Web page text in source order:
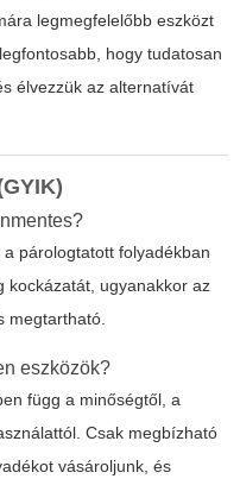
legmegfelelőbb eszközt
hogy tudatosan
élvezzük az alternatívát
párologtatott folyadékban
kockázatát, ugyanakkor az
megtartható.
eszközök?
függ a minőségtől, a
Csak megbízható
vásároljunk, és